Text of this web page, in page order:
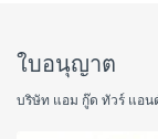
ใบอนุญาต
บริษัท แอม กู๊ด ทัวร์ แอน